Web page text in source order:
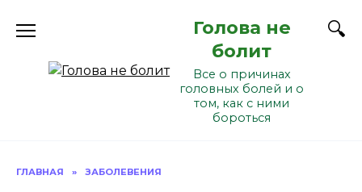
Голова не
болит
Все о причинах
головных болей и о
том, как с ними
бороться
ГЛАВНАЯ » ЗАБОЛЕВЕНИЯ